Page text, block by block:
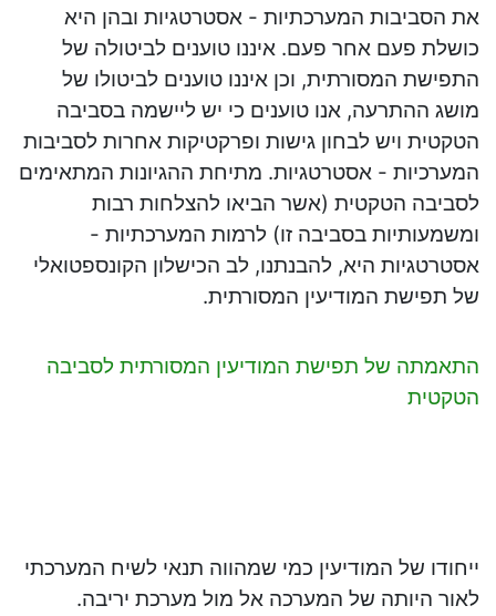
את הסביבות המערכתיות - אסטרטגיות ובהן היא
כושלת פעם אחר פעם. איננו טוענים לביטולה של
התפישת המסורתית, וכן איננו טוענים לביטולו של
מושג ההתרעה, אנו טוענים כי יש ליישמה בסביבה
הטקטית ויש לבחון גישות ופרקטיקות אחרות לסביבות
המערכיות - אסטרטגיות. מתיחת ההגיונות המתאימים
לסביבה הטקטית (אשר הביאו להצלחות רבות
ומשמעותיות בסביבה זו) לרמות המערכתיות -
אסטרטגיות היא, להבנתנו, לב הכישלון הקונספטואלי
של תפישת המודיעין המסורתית.
התאמתה של תפישת המודיעין המסורתית לסביבה
הטקטית
ייחודו של המודיעין כמי שמהווה תנאי לשיח המערכתי
לאור היותה של המערכה אל מול מערכת יריבה.